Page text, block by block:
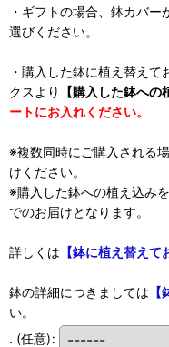
・ギフトの場合、鉢カバ
選びください。
・購入した鉢に植え替え
クスより
【購入した鉢への
ートにお入れください。
※複数同時にご購入される
けください。
※購入した鉢への植え込み
でのお届けとなります。
詳しくは 【鉢に植え替えて
鉢の詳細につきましては
い。
. (任意):